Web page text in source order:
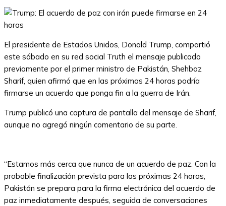
El presidente de Estados Unidos, Donald Trump, compartió
este sábado en su red social Truth el mensaje publicado
previamente por el primer ministro de Pakistán, Shehbaz
Sharif, quien afirmó que en las próximas 24 horas podría
firmarse un acuerdo que ponga fin a la guerra de Irán.
Trump publicó una captura de pantalla del mensaje de Sharif,
aunque no agregó ningún comentario de su parte.
“Estamos más cerca que nunca de un acuerdo de paz. Con la
probable finalización prevista para las próximas 24 horas,
Pakistán se prepara para la firma electrónica del acuerdo de
paz inmediatamente después, seguida de conversaciones